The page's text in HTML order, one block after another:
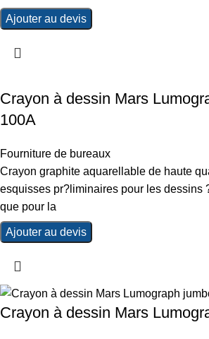
Ajouter au devis
Crayon à dessin Mars
100A
Fourniture de bureaux
Crayon graphite aquarellable de haute
esquisses pr?liminaires pour les dessins
que pour la
Ajouter au devis
Crayon à dessin Mars